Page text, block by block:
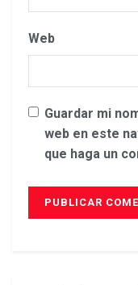
Web
Guardar mi
web en este
que haga un